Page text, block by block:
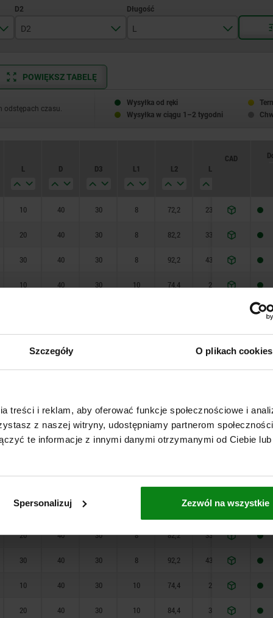
Szczegóły O plikach cookies
treści i reklam, aby oferować funkcje społecznościowe i
z naszej witryny, udostępniamy partnerom
te informacje z innymi danymi otrzymanymi od Ciebie lub
Spersonalizuj Zezwól na wszystkie
D2
M10
L
20
POWIĘKSZ TABELĘ
odstępach czasu.
Wysyłka od ręki
Wysyłka w ciągu 1–2 tygodni
L D D3 L1 L2 L5
CAD
10 40 30 8 72,2 23,8 4,8
20 40 30 8 82,2 33,8 4,8
30 40 30 8 92,2 43,8 4,8
10 40 30 10 74,4 26 4,2
4,2
30 40 30 10 94,4 46 4,2
50 40 30 12 117,4 69 3,7
15 30 34 3
118,4 69 3
10
20 40 30 8 82,2 33,8 4,8
30 40 30 8 92,2 43,8 4,8
10 40 30 10 74,4 26 4,2
20 40 30 10 84,4 36 4,2